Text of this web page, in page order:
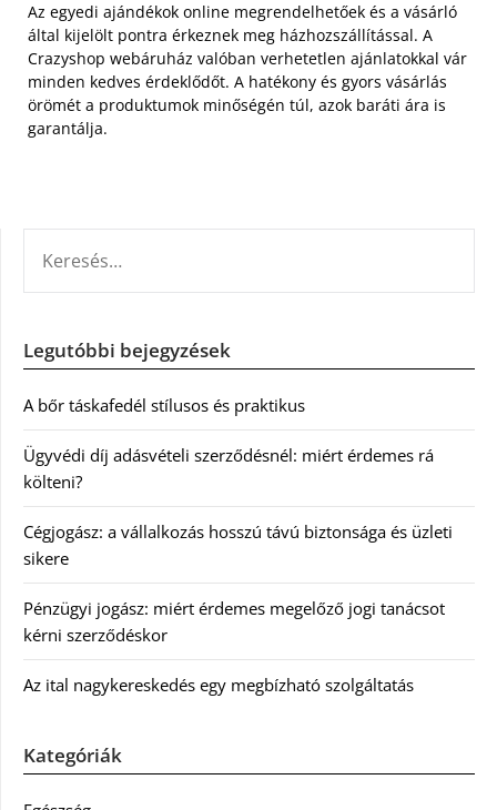
Az egyedi ajándékok online megrendelhetőek és a vásárló
által kijelölt pontra érkeznek meg házhozszállítással. A
Crazyshop webáruház valóban verhetetlen ajánlatokkal vár
minden kedves érdeklődőt. A hatékony és gyors vásárlás
örömét a produktumok minőségén túl, azok baráti ára is
garantálja.
Legutóbbi bejegyzések
A bőr táskafedél stílusos és praktikus
Ügyvédi díj adásvételi szerződésnél: miért érdemes rá
költeni?
Cégjogász: a vállalkozás hosszú távú biztonsága és üzleti
sikere
Pénzügyi jogász: miért érdemes megelőző jogi tanácsot
kérni szerződéskor
Az ital nagykereskedés egy megbízható szolgáltatás
Kategóriák